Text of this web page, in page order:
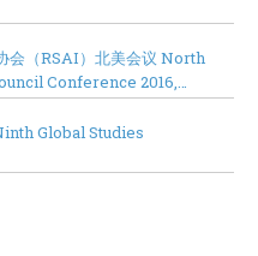
会（RSAI）北美会议 North
Conference 2016,
Global Studies